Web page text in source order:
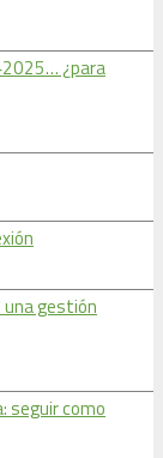
¿para
una gestión
seguir como